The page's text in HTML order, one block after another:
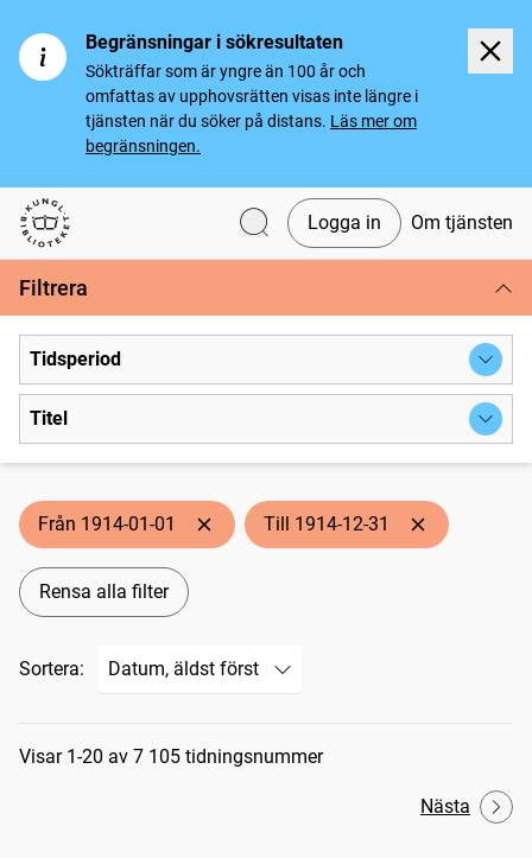
Begränsningar i sökresultaten
Sökträffar som är yngre än 100 år och
omfattas av upphovsrätten visas inte längre i
tjänsten när du söker på distans. Läs mer om
begränsningen.
Svenska tidningar
Logga in Om tjänsten
Filtrera
Tidsperiod
Titel
Från 1914-01-01 Till 1914-12-31
Rensa alla filter
Sortera:
Sökresultat
Visar 1-20 av 7 105 tidningsnummer
Nästa